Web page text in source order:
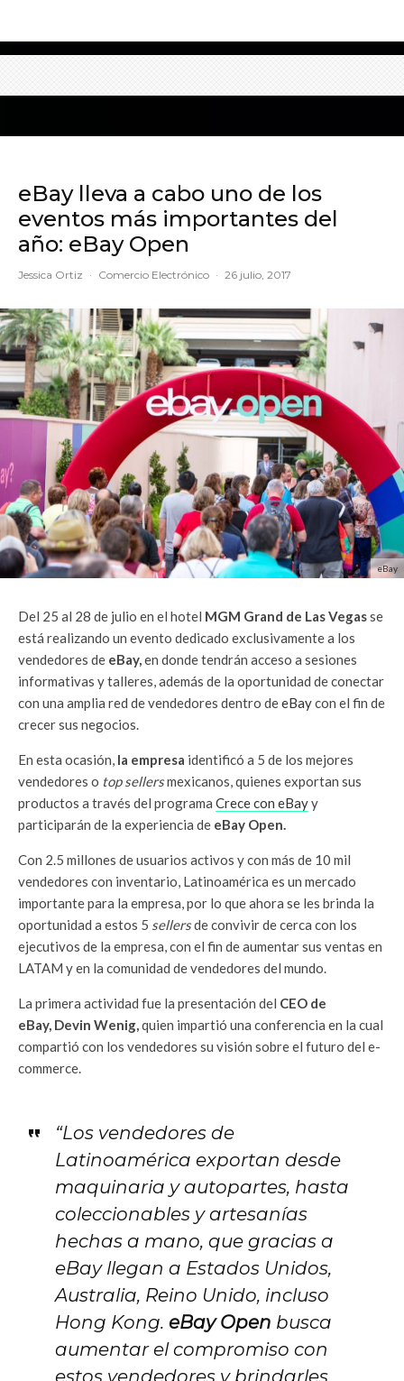
eBay lleva a cabo uno de los
eventos más importantes del
año: eBay Open
Jessica Ortiz · Comercio Electrónico · 26 julio, 2017
eBay
Del 25 al 28 de julio en el hotel MGM Grand de Las Vegasse
está realizando un evento dedicado exclusivamente a los
vendedores de eBay,en donde tendrán acceso a sesiones
informativas y talleres, además de la oportunidad de conectar
con una amplia red de vendedores dentro deeBaycon el fin de
crecer sus negocios.
En esta ocasión, la empresa identificó a 5 de los mejores
vendedores o top sellersmexicanos, quienes exportan sus
productos a través del programa Crece con eBayy
participarán de la experiencia de eBay Open.
Con 2.5 millones de usuarios activos y con más de 10 mil
vendedores con inventario, Latinoamérica es un mercado
importante para la empresa, por lo que ahora se les brinda la
oportunidad a estos 5 sellersde convivir de cerca con los
ejecutivos de la empresa, con el fin de aumentar sus ventas en
LATAM y en la comunidad de vendedores del mundo.
La primera actividad fue la presentación del CEO de
eBay, Devin Wenig,quien impartió una conferencia en la cual
compartió con los vendedores su visión sobre el futuro del e-
commerce.
“Los vendedores de
Latinoamérica exportan desde
maquinaria y autopartes, hasta
coleccionables y artesanías
hechas a mano, que gracias a
eBay llegan a Estados Unidos,
Australia, Reino Unido, incluso
Hong Kong. eBay Open busca
aumentar el compromiso con
estos vendedores y brindarles